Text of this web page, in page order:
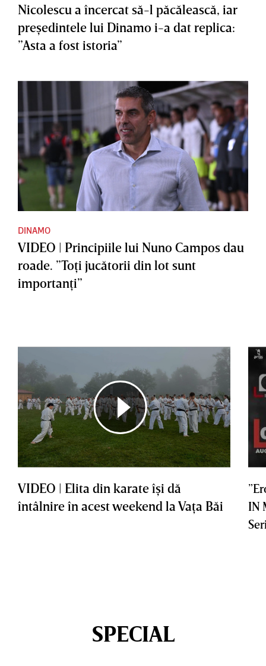
Nicolescu a încercat să-l păcălească, iar
preşedintele lui Dinamo i-a dat replica:
”Asta a fost istoria”
DINAMO
VIDEO | Principiile lui Nuno Campos dau
roade. ”Toţi jucătorii din lot sunt
importanţi”
VIDEO | Elita din karate îşi dă
întâlnire în acest weekend la Vaţa Băi
IN
SPECIAL